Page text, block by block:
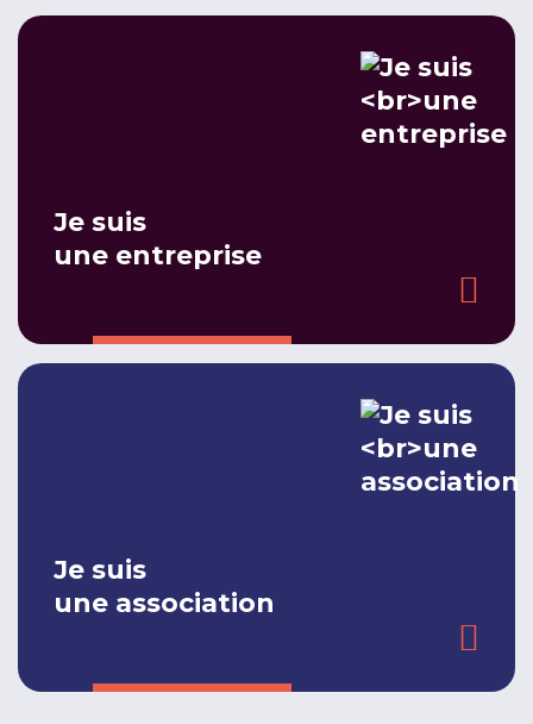
Je suis
une entreprise
Je suis
une association